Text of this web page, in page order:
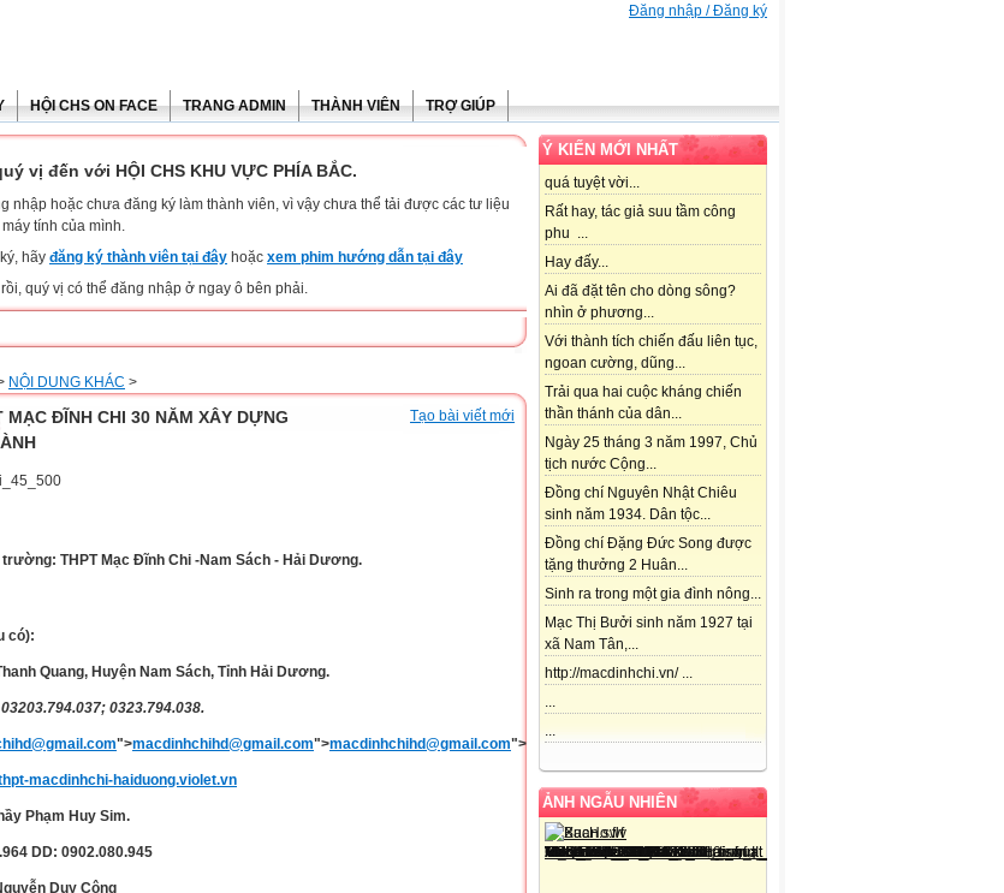
Đăng nhập / Đăng ký
HỘI CHS ON FACE TRANG ADMIN THÀNH VIÊN TRỢ GIÚP
Ý KIẾN MỚI NHẤT
quá tuyệt vời...
Rất hay, tác giả suu tầm công
phu ...
Hay đấy...
Ai đã đặt tên cho dòng sông?
nhìn ở phương...
Với thành tích chiến đấu liên tục,
ngoan cường, dũng...
Trải qua hai cuộc kháng chiến
thần thánh của dân...
Ngày 25 tháng 3 năm 1997, Chủ
tịch nước Cộng...
Đồng chí Nguyên Nhật Chiêu
sinh năm 1934. Dân tộc...
Đồng chí Đặng Đức Song được
tặng thưởng 2 Huân...
Sinh ra trong một gia đình nông...
Mạc Thị Bưởi sinh năm 1927 tại
xã Nam Tân,...
http://macdinhchi.vn/ ...
...
...
ẢNH NGẪU NHIÊN
vị đến với HỘI CHS KHU VỰC PHÍA BẮC.
nhập hoặc chưa đăng ký làm thành viên, vì vậy chưa thể tải được các tư liệu
tính của mình.
hãy đăng ký thành viên tại đây hoặc xem phim hướng dẫn tại đây
quý vị có thể đăng nhập ở ngay ô bên phải.
NỘI DUNG KHÁC >
Tạo bài viết mới
MẠC ĐĨNH CHI 30 NĂM XÂY DỰNG
THPT Mạc Đĩnh Chi -Nam Sách - Hải Dương.
có):
Quang, Huyện Nam Sách, Tỉnh Hải Dương.
03203.794.037; 0323.794.038.
">macdinhchihd@gmail.com">macdinhchihd@gmail.com"> macdinhchihd@gmail.com">macdinhchihd@gmail.com
macdinhchi-haiduong.violet.vn
Phạm Huy Sim.
DD: 0902.080.945
Duy Cộng